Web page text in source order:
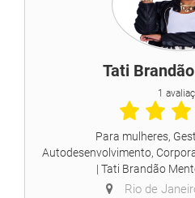
Tati
1
Para mulheres,
Autodesenvolvimento,
| Tati Brandão
Rio de